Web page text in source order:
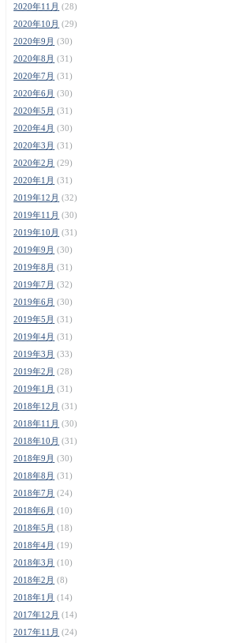
2020年11月 (28)
2020年10月 (29)
2020年9月 (30)
2020年8月 (31)
2020年7月 (31)
2020年6月 (30)
2020年5月 (31)
2020年4月 (30)
2020年3月 (31)
2020年2月 (29)
2020年1月 (31)
2019年12月 (32)
2019年11月 (30)
2019年10月 (31)
2019年9月 (30)
2019年8月 (31)
2019年7月 (32)
2019年6月 (30)
2019年5月 (31)
2019年4月 (31)
2019年3月 (33)
2019年2月 (28)
2019年1月 (31)
2018年12月 (31)
2018年11月 (30)
2018年10月 (31)
2018年9月 (30)
2018年8月 (31)
2018年7月 (24)
2018年6月 (10)
2018年5月 (18)
2018年4月 (19)
2018年3月 (10)
2018年2月 (8)
2018年1月 (14)
2017年12月 (14)
2017年11月 (24)